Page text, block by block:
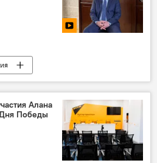
Алана
Дня Победы